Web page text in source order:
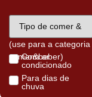
(use para a categoria
comer&beber)
Com ar
condicionado
Para dias de
chuva